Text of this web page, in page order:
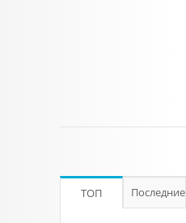
ТОП Последние